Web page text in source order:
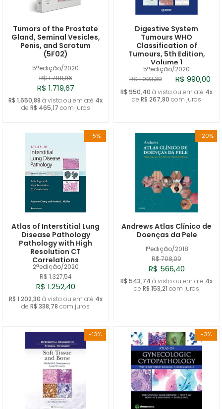
5ªedição/2020
Tumors of the Prostate
Gland, Seminal Vesicles,
Penis, and Scrotum
(5F02)
R$ 1.798,96
R$ 1.719,67
R$ 1.650,88 à vista ou em até 4x
de R$ 465,17 com juros
5ªedição/2020
Digestive System
Tumours WHO
Classification of
Tumours, 5th Edition,
Volume 1
R$ 1.093,39 R$ 990,00
R$ 950,40 à vista ou em até 4x
de R$ 267,80 com juros
-5%
2ªedição/2020
Atlas of Interstitial Lung
Disease Pathology
Pathology with High
Resolution CT
Correlations
R$ 1.327,54
R$ 1.252,40
R$ 1.202,30 à vista ou em até 4x
de R$ 338,78 com juros
-20%
1ªedição/2018
Andrews Atlas Clínico de
Doenças da Pele
R$ 708,00
R$ 566,40
R$ 543,74 à vista ou em até 4x
de R$ 153,21 com juros
-13% -3%